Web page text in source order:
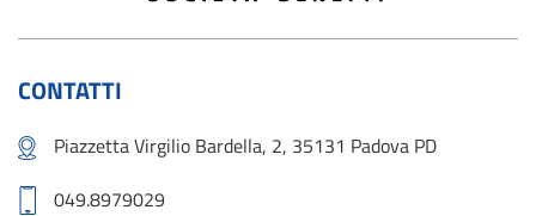
CONTATTI
Piazzetta Virgilio Bardella, 2, 35131 Padova PD
049.8979029